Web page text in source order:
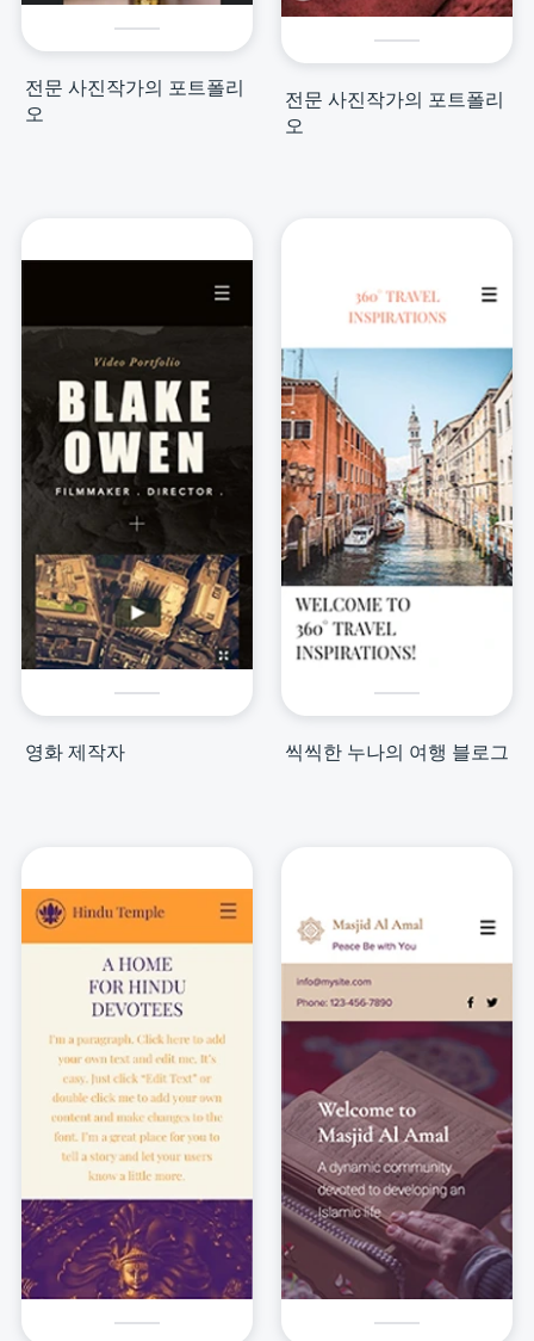
전문 사진작가의 포트폴리
오
전문 사진작가의 포트폴리
오
영화 제작자 씩씩한 누나의 여행 블로그